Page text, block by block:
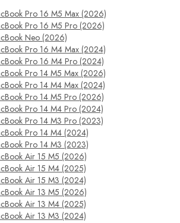
Pro 16 M5 Max (2026)
Pro 16 M5 Pro (2026)
Neo (2026)
Pro 16 M4 Max (2024)
Pro 16 M4 Pro (2024)
Pro 14 M5 Max (2026)
Pro 14 M4 Max (2024)
Pro 14 M5 Pro (2026)
Pro 14 M4 Pro (2024)
Pro 14 M3 Pro (2023)
Pro 14 M4 (2024)
Pro 14 M3 (2023)
Air 15 M5 (2026)
Air 15 M4 (2025)
Air 15 M3 (2024)
Air 13 M5 (2026)
Air 13 M4 (2025)
Air 13 M3 (2024)